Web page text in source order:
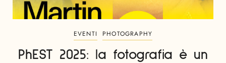
EVENTI PHOTOGRAPHY
PhEST 2025: la fotografia è un